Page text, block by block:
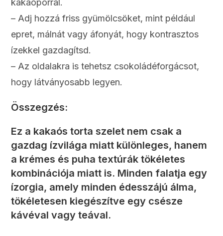
kakaóporral.
– Adj hozzá friss gyümölcsöket, mint például
epret, málnát vagy áfonyát, hogy kontrasztos
ízekkel gazdagítsd.
– Az oldalakra is tehetsz csokoládéforgácsot,
hogy látványosabb legyen.
Összegzés:
Ez a kakaós torta szelet nem csak a
gazdag ízvilága miatt különleges, hanem
a krémes és puha textúrák tökéletes
kombinációja miatt is. Minden falatja egy
ízorgia, amely minden édesszájú álma,
tökéletesen kiegészítve egy csésze
kávéval vagy teával.